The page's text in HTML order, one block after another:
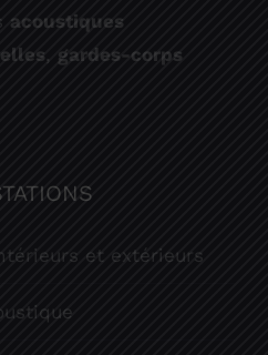
acoustiques
, gardes-corps
et extérieurs